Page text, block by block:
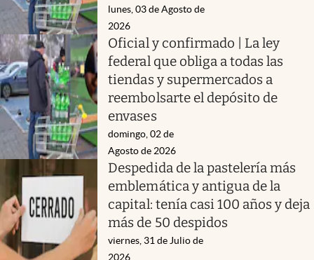
lunes, 03 de Agosto de
2026
Oficial y confirmado | La ley
federal que obliga a todas las
tiendas y supermercados a
reembolsarte el depósito de
envases
domingo, 02 de
Agosto de 2026
Despedida de la pastelería más
emblemática y antigua de la
capital: tenía casi 100 años y deja
más de 50 despidos
viernes, 31 de Julio de
2026